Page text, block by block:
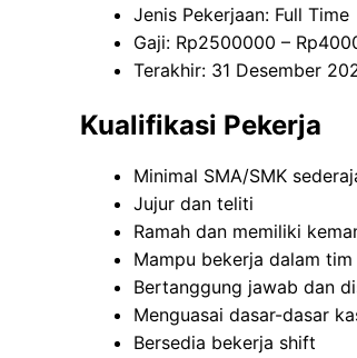
Jenis Pekerjaan: Full Time
Gaji: Rp2500000 – Rp
Terakhir: 31 Desember
Kualifikasi Pekerja
Minimal SMA/SMK
Jujur dan teliti
Ramah dan memiliki
Mampu bekerja dalam tim
Bertanggung jawab dan
Menguasai dasar-dasar
Bersedia bekerja shift